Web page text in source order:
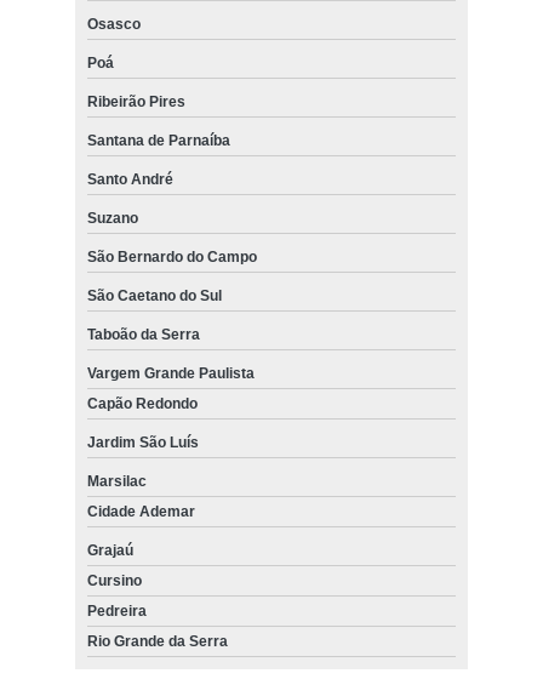
Osasco
Poá
Ribeirão Pires
Santana de Parnaíba
Santo André
Suzano
São Bernardo do Campo
São Caetano do Sul
Taboão da Serra
Vargem Grande Paulista
Capão Redondo
Jardim São Luís
Marsilac
Cidade Ademar
Grajaú
Cursino
Pedreira
Rio Grande da Serra